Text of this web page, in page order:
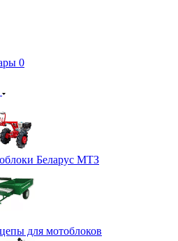
0
Беларус МТЗ
для мотоблоков